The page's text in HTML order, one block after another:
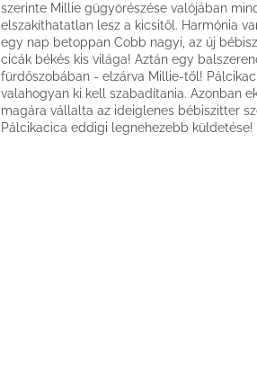
szerinte Millie gügyörészése valójában
elszakíthatatlan lesz a kicsitől. Harmónia
egy nap betoppan Cobb nagyi, az új
cicák békés kis világa! Aztán egy
fürdőszobában - elzárva Millie-től!
valahogyan ki kell szabadítania. Azonban
magára vállalta az ideiglenes bébiszitter
Pálcikacica eddigi legnehezebb küldetése!